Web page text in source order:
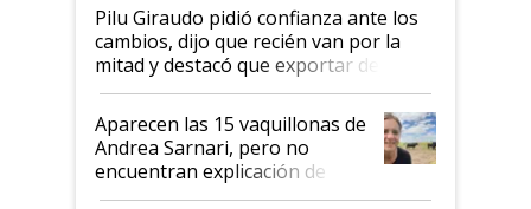
Pilu Giraudo pidió confianza ante los
cambios, dijo que recién van por la
mitad y destacó que exportar dejó de
ser "para unos pocos": "Tenemos un
mandato muy claro del gobierno
nacional"
Aparecen las 15 vaquillonas de
Andrea Sarnari, pero no
encuentran explicación de
cómo llegaron allí